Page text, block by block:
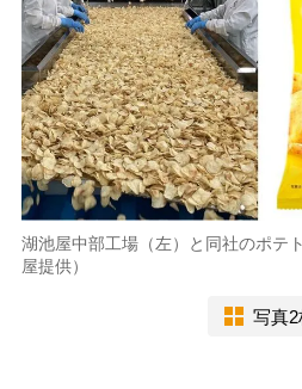
湖池屋中部工場（左）と同社のポテ
屋提供）
写真2